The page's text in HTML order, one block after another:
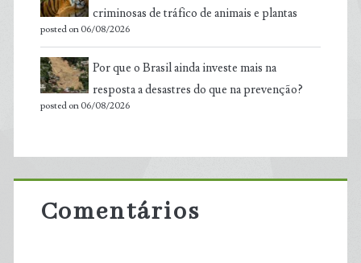
criminosas de tráfico de animais e plantas
posted on 06/08/2026
Por que o Brasil ainda investe mais na
resposta a desastres do que na prevenção?
posted on 06/08/2026
Comentários